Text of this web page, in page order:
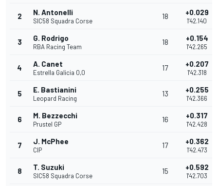
2 N. Antonelli
SIC58 Squadra Corse
18 +0.029
1'42.140
3 G. Rodrigo
RBA Racing Team
18 +0.154
1'42.265
4 A. Canet
Estrella Galicia 0,0
17 +0.207
1'42.318
5 E. Bastianini
Leopard Racing
13 +0.255
1'42.366
6 M. Bezzecchi
Prustel GP
16 +0.317
1'42.428
7 J. McPhee
CIP
17 +0.362
1'42.473
8 T. Suzuki
SIC58 Squadra Corse
15 +0.592
1'42.703